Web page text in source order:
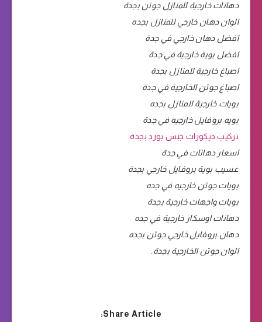
دهانات خارجية للمنازل جوتن بجدة
الوان دهان خارجي للمنازل بجده
افضل دهان خارجي في جدة
افضل بوية خارجية في جدة
اصباغ خارجية للمنازل بجدة
اصباغ جوتن الخارجية في جدة
بويات خارجية للمنازل بجده
بويه بروفايل خارجيه في جدة
تركيب ديكورات جبس بورد بجدة
اسعار دهانات في جدة
عسيب بوية بروفايل خارجي بجدة
بويات جوتن خارجيه في جده
بويات واجهات خارجية بجدة
دهانات اوسكار خارجية في جده
دهان بروفايل خارجي جوتن بجده
الوان جوتن الخارجية بجدة.
Share Article: